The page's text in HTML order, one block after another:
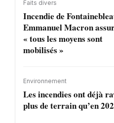
Faits divers
Incendie de
Emmanuel Macron
« tous les moyens sont
mobilisés »
Environnement
Les incendies ont déjà
plus de terrain qu’en